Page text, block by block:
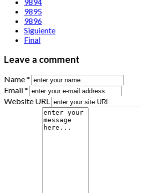
9895
9896
Siguiente
Final
Leave a comment
Name *
Email *
Website URL